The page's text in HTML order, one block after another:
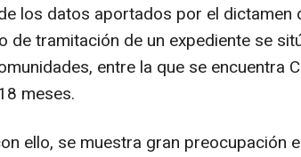
los datos aportados por el dictamen
de tramitación de un expediente se
entre la que se encuentra
meses.
ello, se muestra gran preocupación